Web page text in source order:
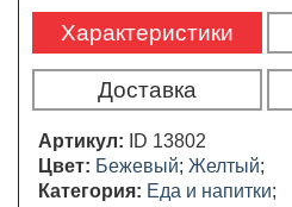
Характеристики
Доставка
Артикул:
ID 13802
Цвет: Бежевый; Желтый;
Категория: Еда и напитки;